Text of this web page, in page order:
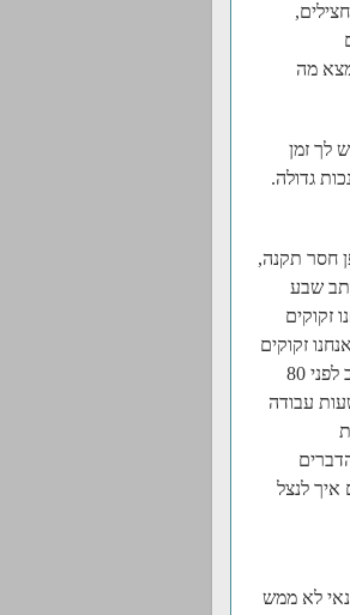
מה
לך זמן
גדולה.
חסר תקנה,
שבע
זקוקים
זקוקים
לזמן להתבונן, להתנסות, לפגוש את עצמנו. לא רק המשורר, אלא כולם. ברטראנד ראסל שכתב לפני 80
טוען כי בשעות הבטלה טמונה ההתפתחות שלנו כתרבות – בעולם של 4 שעות עבודה
איך לנצל
לא ממש